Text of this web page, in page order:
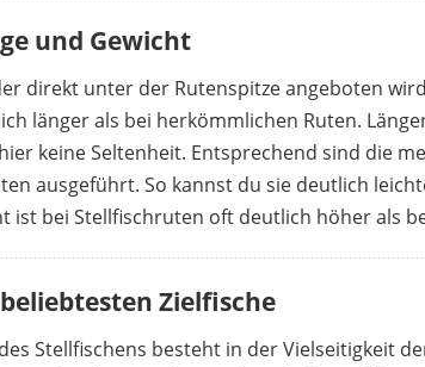
BALZER
169,29 € 153,88 €*
und Gewicht
direkt unter der Rutenspitze angeboten
länger als bei herkömmlichen Ruten.
keine Seltenheit. Entsprechend sind die
ausgeführt. So kannst du sie deutlich
ist bei Stellfischruten oft deutlich höher als
Zielfische
Stellfischens besteht in der Vielseitigkeit